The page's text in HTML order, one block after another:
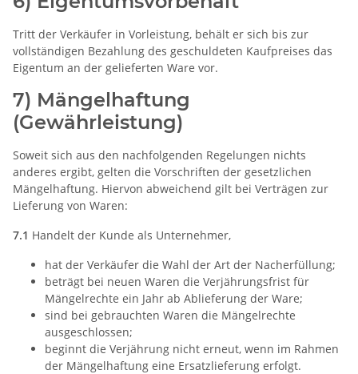
Tritt der Verkäufer in Vorleistung, behält er sich bis zur
vollständigen Bezahlung des geschuldeten Kaufpreises das
Eigentum an der gelieferten Ware vor.
7) Mängelhaftung
(Gewährleistung)
Soweit sich aus den nachfolgenden Regelungen nichts
anderes ergibt, gelten die Vorschriften der gesetzlichen
Mängelhaftung. Hiervon abweichend gilt bei Verträgen zur
Lieferung von Waren:
7.1 Handelt der Kunde als Unternehmer,
hat der Verkäufer die Wahl der Art der Nacherfüllung;
beträgt bei neuen Waren die Verjährungsfrist für
Mängelrechte ein Jahr ab Ablieferung der Ware;
sind bei gebrauchten Waren die Mängelrechte
ausgeschlossen;
beginnt die Verjährung nicht erneut, wenn im Rahmen
der Mängelhaftung eine Ersatzlieferung erfolgt.